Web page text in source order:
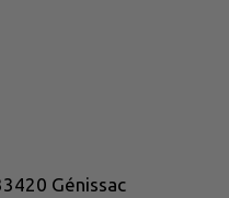
Génissac